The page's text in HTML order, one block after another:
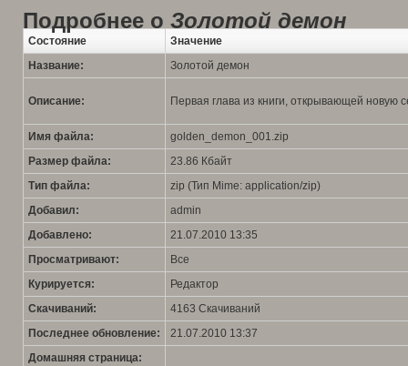
Подробнее о Золотой демон
Состояние
Значение
Название:
Золотой демон
Описание: Первая глава из книги, открывающей новую
Имя файла:
golden_demon_001.zip
Размер файла:
23.86 Кбайт
Тип файла:
zip (Тип Mime: application/zip)
Добавил:
admin
Добавлено:
21.07.2010 13:35
Просматривают:
Все
Курируется:
Редактор
Скачиваний:
4163 Скачиваний
Последнее обновление:
21.07.2010 13:37
Домашняя страница: